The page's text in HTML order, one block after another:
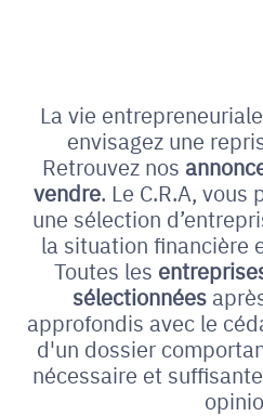
La vie
envisagez une
Retrouvez nos
vendre. Le C.R.A, vous
une sélection
la situation financière
Toutes les
sélectionnées
approfondis avec le
d'un dossier
nécessaire et